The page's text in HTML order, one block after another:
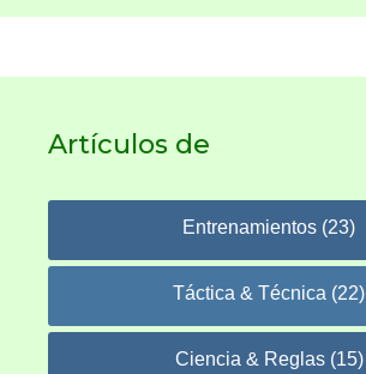
Artículos de
Entrenamientos (23)
Táctica & Técnica (22)
Ciencia & Reglas (15)